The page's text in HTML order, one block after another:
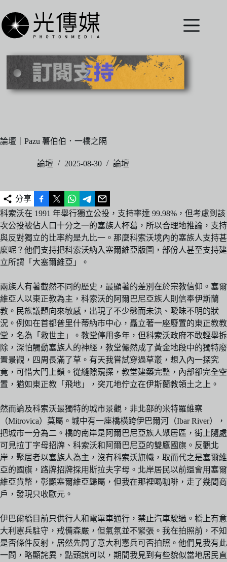
至
主
內
論壇｜Pazu 薯伯伯．一橋之隔
論壇 2025-08-30 論壇
分享
科索沃在 1991 年舉行獨立公投，支持率達 99.98%，但考慮到該
次公投被佔人口十分之一的塞族人杯葛，所以合理地推論，支持
與反對獨立的比率約是九比一。那麼科索沃境內的塞族人支持甚
麼呢？他們支持把科索沃納入塞爾維亞版圖，部份人甚至支持建
立所謂「大塞爾維亞」。
兩族人有著截然不同的歷史，最顯著的差別在於宗教信仰。塞爾
維亞人以東正教為主，科索沃的阿爾巴尼亞族人則信奉伊斯蘭
教。民族議題向來敏感，出現了不少懸而未決、曖昧不明的狀
況。例如在首都普里什蒂納市中心，矗立著一座廢置的東正教教
堂，名為「救世主」。教堂停用多年，但科索沃政府不敢輕舉拆
除，深怕觸動塞族人的神經，教堂儼然成了黃金地段中的獨特廢
置景觀，四周長滿了草。有天我嘗試穿過草叢，想入內一探究
竟，可惜大門上鎖。從縫隙窺探，教堂建築完整，內部卻完全空
置，猶如東正教「飛地」，突兀地佇立在伊斯蘭教領土之上。
然而論及科索沃最獨特的城市景觀，非北部的米特羅維察
（Mitrovica）莫屬。城中有一座橋橫跨伊巴爾河（Ibar River），
把城市一分為二。橋的南岸是阿爾巴尼亞族人聚居區，街上隨處
可見拉丁字母招牌、科索沃和阿爾巴尼亞的雙鷹國旗。反觀北
岸，聚居者以塞族人為主，沒有科索沃旗幟，取而代之是塞爾維
亞的國旗，路牌招牌採用斯拉夫字母。北岸居民以前還會用塞爾
維亞貨幣，彰顯塞爾維亞歸屬，但我在那裡喝咖啡，走了幾間商
戶，發現只收歐元。
伊巴爾橋目前只供行人和電單車通行，禁止汽車駛過。橋上有意
大利憲兵駐守，戒備森嚴，但氣氛並不緊張。我在拍照前，不知
是否條件反射，居然先問了意大利憲兵可否拍照。他們見我有此
一問，略顯詫異，點頭說可以，期間我見到有些貌似當地居民直